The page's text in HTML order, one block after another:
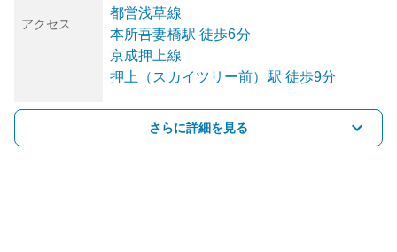
アクセス
都営浅草線
本所吾妻橋駅 徒歩6分
京成押上線
押上（スカイツリー前） 駅 徒歩9分
さらに詳細を見る